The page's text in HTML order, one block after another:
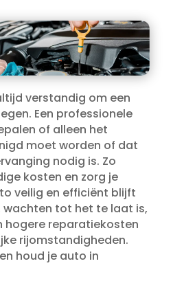
verstandig om een
Een professionele
of alleen het
moet worden of dat
nodig is.​ Zo
kosten en zorg je
veilig en efficiënt blijft
wachten tot het te laat is,
hogere reparatiekosten
rijomstandigheden.​
houd je auto in